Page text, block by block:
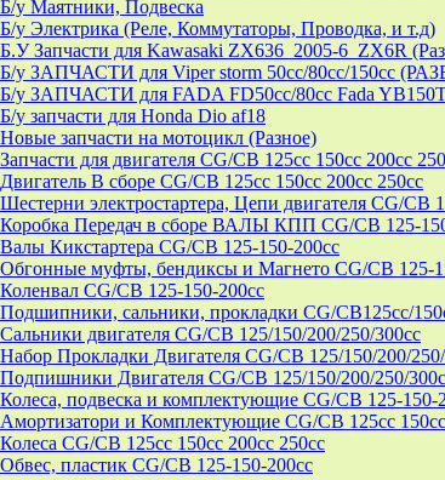
Б/у Маятники, Подвеска
Б/у Электрика (Реле, Коммутаторы, Проводка, и т.д)
Б.У Запчасти для Kawasaki ZX636_2005-6_ZX6R
Б/у ЗАПЧАСТИ для Viper storm 50cc/80cc/150cc
Б/у ЗАПЧАСТИ для FADA FD50cc/80cc Fada
Б/у запчасти для Honda Dio af18
Новые запчасти на мотоцикл (Разное)
Запчасти для двигателя CG/CB 125cc 150cc 200cc
Двигатель В сборе CG/CB 125cc 150cc 200cc 250cc
Шестерни электростартера, Цепи двигателя CG/CB
Коробка Передач в сборе ВАЛЫ КПП CG/CB 125-
Валы Кикстартера CG/CB 125-150-200cc
Обгонные муфты, бендиксы и Магнето CG/CB 125-
Коленвал CG/CB 125-150-200cc
Подшипники, сальники, прокладки CG/CB125сс/
Сальники двигателя CG/CB 125/150/200/250/300cc
Набор Прокладки Двигателя CG/CB 125/150/200/
Подпишники Двигателя CG/CB 125/150/200/250/
Колеса, подвеска и комплектующие CG/CB 125-150-
Амортизатори и Комплектующие CG/CB 125cc
Колеса CG/CB 125cc 150cc 200cc 250cc
Обвес, пластик CG/CB 125-150-200cc